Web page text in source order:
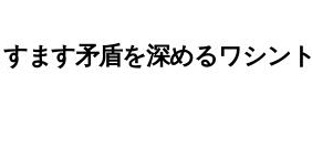
ます矛盾を深めるワシント